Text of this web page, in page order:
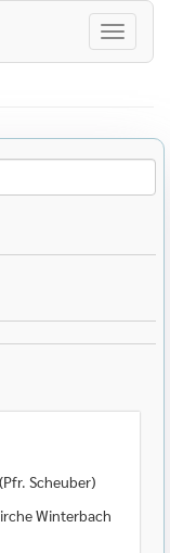
öffnen
Scheuber)
Winterbach